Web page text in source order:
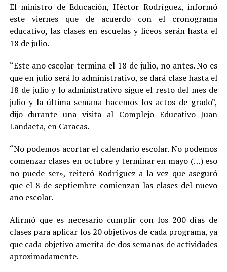
El ministro de Educación, Héctor Rodríguez, informó
este viernes que de acuerdo con el cronograma
educativo, las clases en escuelas y liceos serán hasta el
18 de julio.
“Este año escolar termina el 18 de julio, no antes. No es
que en julio será lo administrativo, se dará clase hasta el
18 de julio y lo administrativo sigue el resto del mes de
julio y la última semana hacemos los actos de grado”,
dijo durante una visita al Complejo Educativo Juan
Landaeta, en Caracas.
“No podemos acortar el calendario escolar. No podemos
comenzar clases en octubre y terminar en mayo (…) eso
no puede ser», reiteró Rodríguez a la vez que aseguró
que el 8 de septiembre comienzan las clases del nuevo
año escolar.
Afirmó que es necesario cumplir con los 200 días de
clases para aplicar los 20 objetivos de cada programa, ya
que cada objetivo amerita de dos semanas de actividades
aproximadamente.